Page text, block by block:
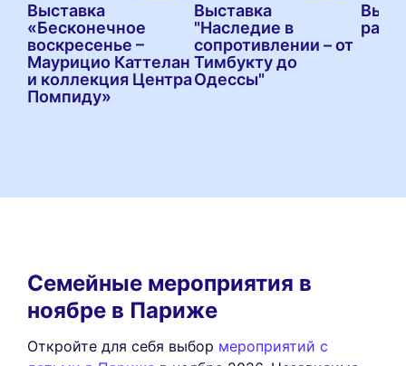
Выставка
«Бесконечное
воскресенье –
Маурицио Каттелан
и коллекция Центра
Помпиду»
Выставка
"Наследие в
сопротивлении – от
Тимбукту до
Одессы"
Семейные мероприятия в
ноябре в Париже
Откройте для себя выбор мероприятий с